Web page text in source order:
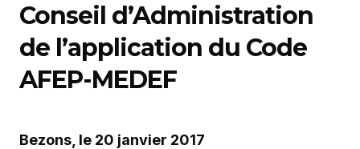
Conseil d’Administration
de l’application du Code
AFEP-MEDEF
Bezons, le 20 janvier 2017